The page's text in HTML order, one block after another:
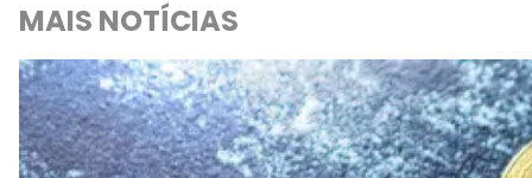
MAIS NOTÍCIAS